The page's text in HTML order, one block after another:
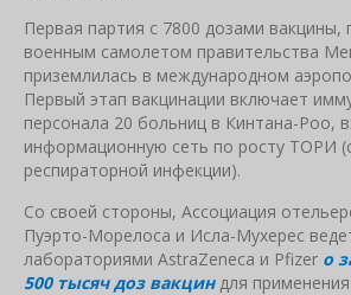
Первая партия с 7800 дозами вакцины,
военным самолетом правительства
приземлилась в международном
Первый этап вакцинации включает
персонала 20 больниц в Кинтана-Роо,
информационную сеть по росту ТОРИ
респираторной инфекции).
Со своей стороны, Ассоциация
Пуэрто-Морелоса и Исла-Мухерес
лабораториями AstraZeneca и Pfizer о
500 тысяч доз вакциндля